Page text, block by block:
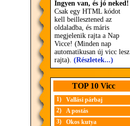
Ingyen van, és jó neked!
Csak egy HTML kódot
kell beillesztened az
oldaladba, és máris
megjelenik rajta a Nap
Vicce! (Minden nap
automatikusan új vicc lesz
rajta). (Részletek...)
TOP 10 Vicc
1)
Vallási párbaj
2)
A postás
3)
Okos kutya